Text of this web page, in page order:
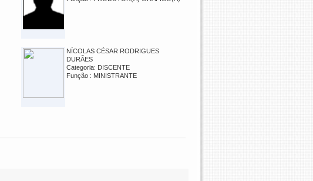
NÍCOLAS CÉSAR RODRIGUES
DURÃES
Categoria: DISCENTE
Função : MINISTRANTE